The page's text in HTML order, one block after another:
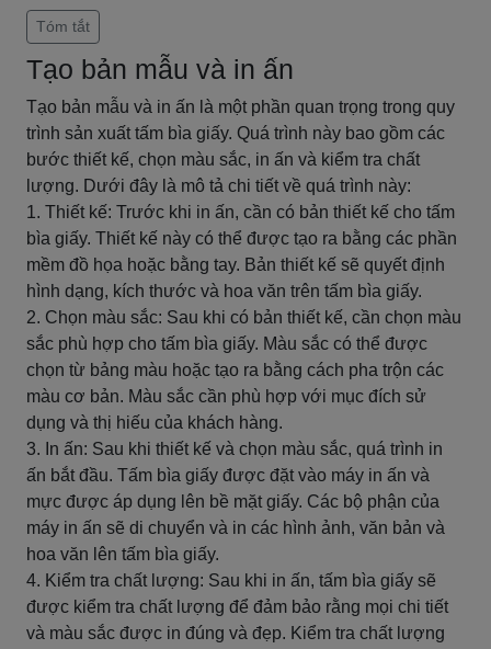
Tóm tắt
Tạo bản mẫu và in ấn
Tạo bản mẫu và in ấn là một phần quan trọng trong quy
trình sản xuất tấm bìa giấy. Quá trình này bao gồm các
bước thiết kế, chọn màu sắc, in ấn và kiểm tra chất
lượng. Dưới đây là mô tả chi tiết về quá trình này:
1. Thiết kế: Trước khi in ấn, cần có bản thiết kế cho tấm
bìa giấy. Thiết kế này có thể được tạo ra bằng các phần
mềm đồ họa hoặc bằng tay. Bản thiết kế sẽ quyết định
hình dạng, kích thước và hoa văn trên tấm bìa giấy.
2. Chọn màu sắc: Sau khi có bản thiết kế, cần chọn màu
sắc phù hợp cho tấm bìa giấy. Màu sắc có thể được
chọn từ bảng màu hoặc tạo ra bằng cách pha trộn các
màu cơ bản. Màu sắc cần phù hợp với mục đích sử
dụng và thị hiếu của khách hàng.
3. In ấn: Sau khi thiết kế và chọn màu sắc, quá trình in
ấn bắt đầu. Tấm bìa giấy được đặt vào máy in ấn và
mực được áp dụng lên bề mặt giấy. Các bộ phận của
máy in ấn sẽ di chuyển và in các hình ảnh, văn bản và
hoa văn lên tấm bìa giấy.
4. Kiểm tra chất lượng: Sau khi in ấn, tấm bìa giấy sẽ
được kiểm tra chất lượng để đảm bảo rằng mọi chi tiết
và màu sắc được in đúng và đẹp. Kiểm tra chất lượng